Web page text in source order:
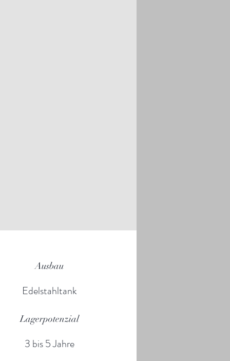
Ausbau
Edelstahltank
Lagerpotenzial
3 bis 5 Jahre